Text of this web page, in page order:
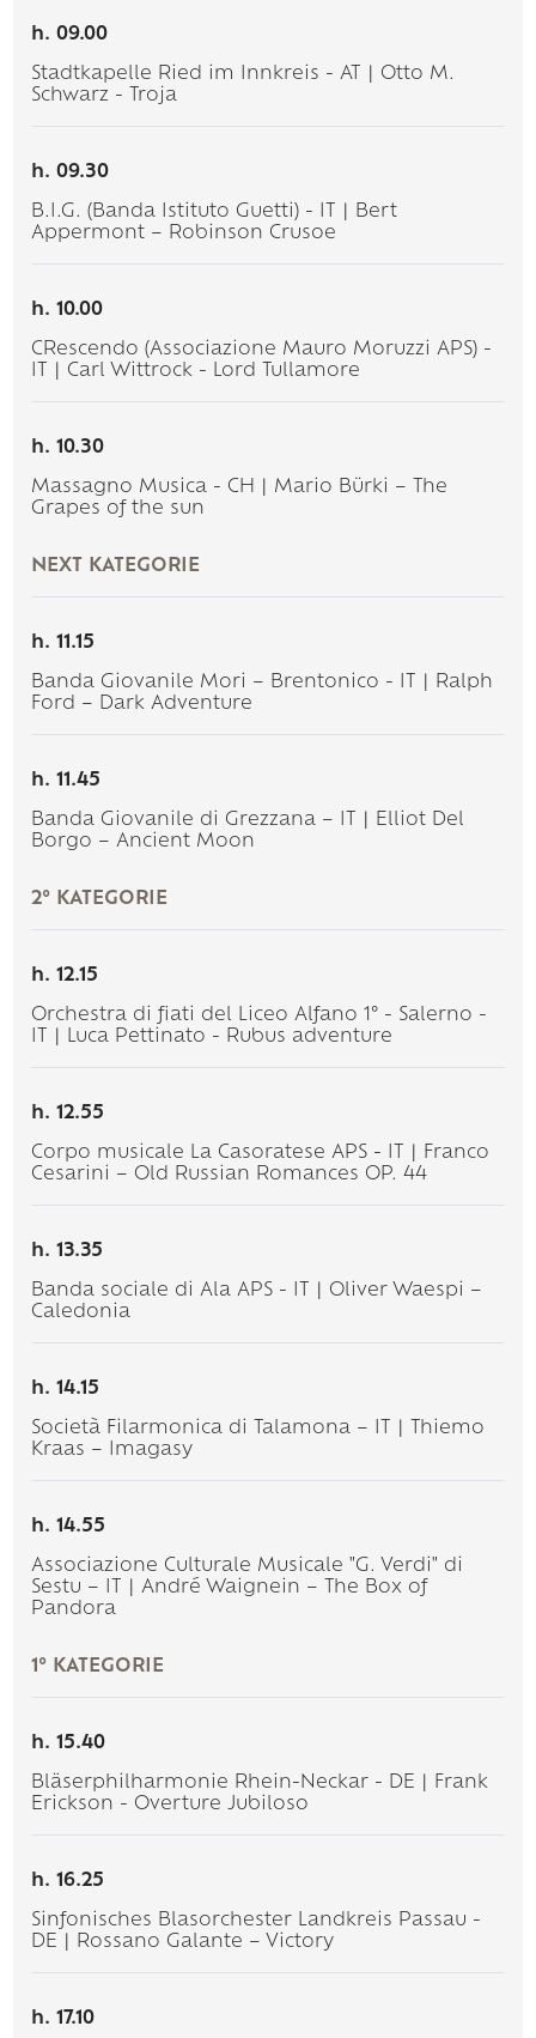
h. 09.00
Stadtkapelle Ried im Innkreis - AT | Otto M.
Schwarz - Troja
h. 09.30
B.I.G. (Banda Istituto Guetti) - IT | Bert
Appermont – Robinson Crusoe
h. 10.00
CRescendo (Associazione Mauro Moruzzi APS) -
IT | Carl Wittrock - Lord Tullamore
h. 10.30
Massagno Musica - CH | Mario Bürki – The
Grapes of the sun
NEXT KATEGORIE
h. 11.15
Banda Giovanile Mori – Brentonico - IT | Ralph
Ford – Dark Adventure
h. 11.45
Banda Giovanile di Grezzana – IT | Elliot Del
Borgo – Ancient Moon
2° KATEGORIE
h. 12.15
Orchestra di fiati del Liceo Alfano 1° - Salerno -
IT | Luca Pettinato - Rubus adventure
h. 12.55
Corpo musicale La Casoratese APS - IT | Franco
Cesarini – Old Russian Romances OP. 44
h. 13.35
Banda sociale di Ala APS - IT | Oliver Waespi –
Caledonia
h. 14.15
Società Filarmonica di Talamona – IT | Thiemo
Kraas – Imagasy
h. 14.55
Associazione Culturale Musicale "G. Verdi" di
Sestu – IT | André Waignein – The Box of
Pandora
1° KATEGORIE
h. 15.40
Bläserphilharmonie Rhein-Neckar - DE | Frank
Erickson - Overture Jubiloso
h. 16.25
Sinfonisches Blasorchester Landkreis Passau -
DE | Rossano Galante – Victory
h. 17.10